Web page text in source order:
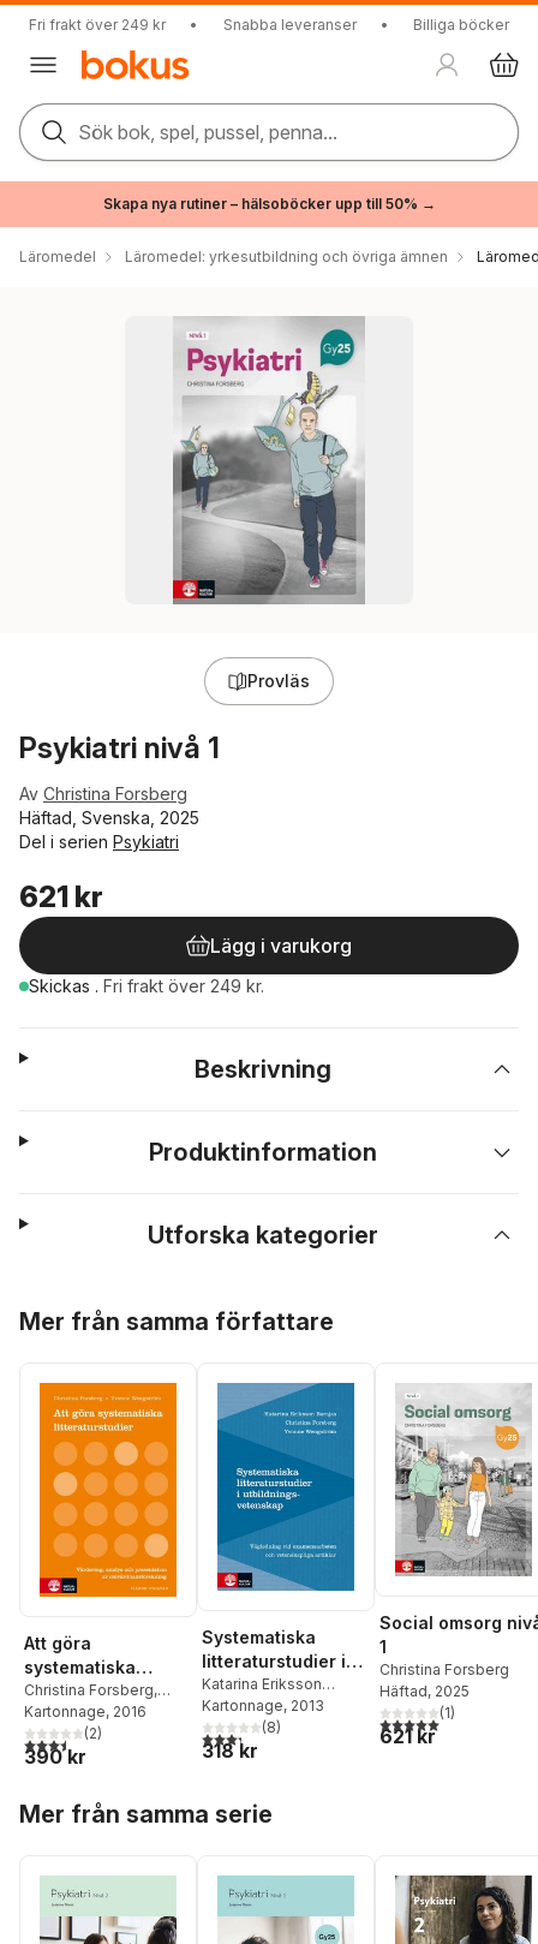
Fri frakt över 249 kr • Snabba leveranser • Billiga böcker
Sök bok, spel, pussel, penna...
Skapa nya rutiner – hälsoböcker upp till 50% →
Läromedel Läromedel: yrkesutbildning och övriga ämnen
Provläs
Psykiatri nivå 1
Av Christina Forsberg
Häftad, Svenska, 2025
Del i serien Psykiatri
621 kr
Lägg i varukorg
Skickas . Fri frakt över 249 kr.
Beskrivning
Produktinformation
Utforska kategorier
Mer från samma författare
Att göra
systematiska
litteraturstudier :
värdering analys
och present
Christina Forsberg,
Yvonne Wengström
Kartonnage, 2016
3,5utav 5 stjärnor. Totalt antal röster:
(2)
390 kr
Systematiska
litteraturstudier i
utbildningsvetensk
ap : Vägledning vid
examensarbeten
och vetenskapliga
Katarina Eriksson
Barajas,Christina
Forsberg,Yvonne
Wengström
Kartonnage, 2013
3,3utav 5 stjärnor. Totalt antal röster:
(8)
318 kr
Social omsorg
1
Christina Forsberg
Häftad, 2025
5,0utav 5 stjärnor.
(1)
621 kr
Mer från samma serie